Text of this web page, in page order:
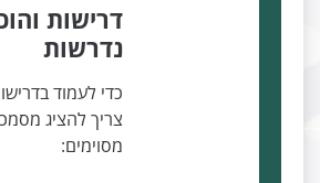
דרישות והוכחות
נדרשות
כדי לעמוד בדרישות
צריך להציג מסמכים
מסוימים: